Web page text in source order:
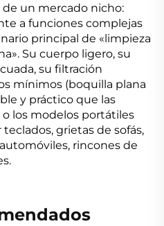
un mercado nicho:
a funciones complejas
principal de «limpieza
Su cuerpo ligero, su
su filtración
mínimos (boquilla plana
y práctico que las
o los modelos portátiles
grietas de sofás,
rincones de